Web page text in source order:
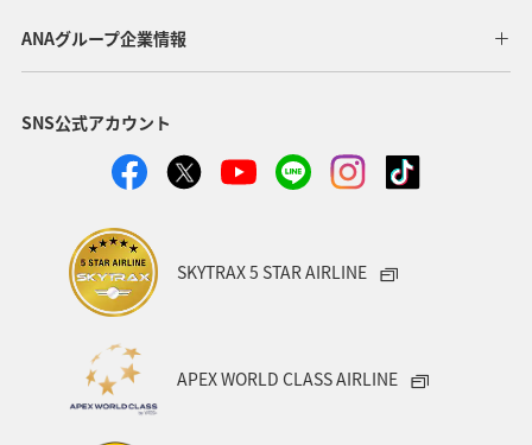
ANAグループ企業情報
SNS公式アカウント
SKYTRAX 5 STAR AIRLINE
APEX WORLD CLASS AIRLINE